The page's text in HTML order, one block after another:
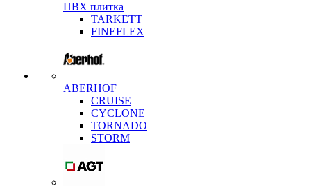
ПВХ плитка
TARKETT
FINEFLEX
ABERHOF
CRUISE
CYCLONE
TORNADO
STORM